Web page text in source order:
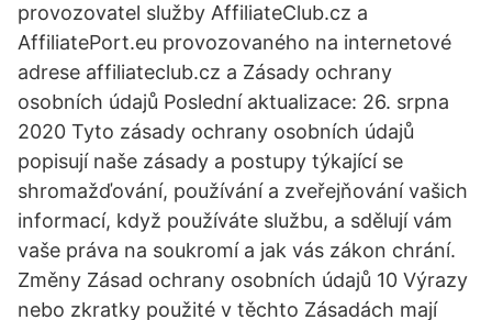
provozovatel služby AffiliateClub.cz a
AffiliatePort.eu provozovaného na internetové
adrese affiliateclub.cz a Zásady ochrany
osobních údajů Poslední aktualizace: 26. srpna
2020 Tyto zásady ochrany osobních údajů
popisují naše zásady a postupy týkající se
shromažďování, používání a zveřejňování vašich
informací, když používáte službu, a sdělují vám
vaše práva na soukromí a jak vás zákon chrání.
Změny Zásad ochrany osobních údajů 10 Výrazy
nebo zkratky použité v těchto Zásadách mají